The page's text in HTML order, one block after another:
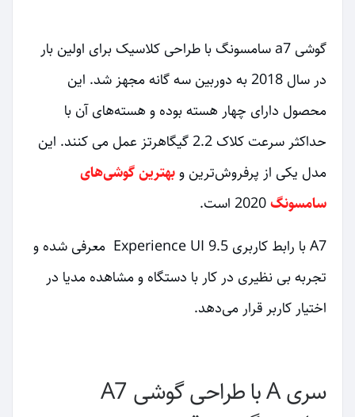
گوشی a7 سامسونگ با طراحی کلاسیک برای اولین بار
در سال 2018 به دوربین سه گانه مجهز شد. این
محصول دارای چهار هسته بوده و هسته‌های آن با
حداکثر سرعت کلاک 2.2 گیگاهرتز عمل می کنند. این
مدل یکی از پرفروش‌ترین وبهترین گوشی‌های
سامسونگ
A7 با رابط کاربری Experience UI 9.5 معرفی شده و
تجربه بی نظیری در کار با دستگاه و مشاهده مدیا در
اختیار کاربر قرار می‌دهد.
سری A با طراحی گوشی A7